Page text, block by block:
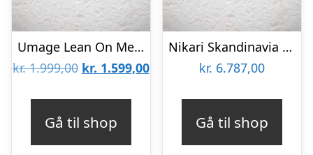
Umage Lean On Me Tøjstativ Hvid
kr.1.999,00 Den
kr. 1.599,00Den
Gå til shop
Nikari Skandinavia Collection Lille Tøjstativ Olieret Egetræ
kr. 6.787,00
Gå til shop